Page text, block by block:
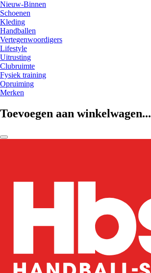
Nieuw-Binnen
Schoenen
Kleding
Handballen
Vertegenwoordigers
Lifestyle
Uitrusting
Clubruimte
Fysiek training
Opruiming
Merken
Toevoegen aan winkelwagen...